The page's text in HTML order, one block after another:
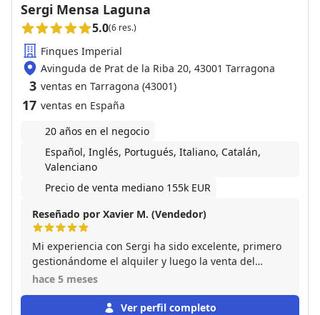
Sergi Mensa Laguna
5.0(6 res.)
Finques Imperial
Avinguda de Prat de la Riba 20, 43001 Tarragona
3 ventas en Tarragona (43001)
17 ventas en España
20 años en el negocio
Español, Inglés, Portugués, Italiano, Catalán,
Valenciano
Precio de venta mediano 155k EUR
Reseñado por Xavier M. (Vendedor)
Mi experiencia con Sergi ha sido excelente, primero
gestionándome el alquiler y luego la venta del
inmueble. Además de tener un trato familiar y
profesionalidad, se nota que conoce su oficio al
hace 5 meses
Ver perfil completo